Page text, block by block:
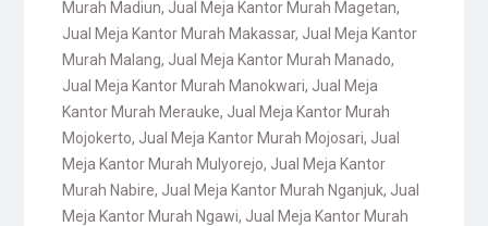
Murah Madiun, Jual Meja Kantor Murah Magetan,
Jual Meja Kantor Murah Makassar, Jual Meja Kantor
Murah Malang, Jual Meja Kantor Murah Manado,
Jual Meja Kantor Murah Manokwari, Jual Meja
Kantor Murah Merauke, Jual Meja Kantor Murah
Mojokerto, Jual Meja Kantor Murah Mojosari, Jual
Meja Kantor Murah Mulyorejo, Jual Meja Kantor
Murah Nabire, Jual Meja Kantor Murah Nganjuk, Jual
Meja Kantor Murah Ngawi, Jual Meja Kantor Murah